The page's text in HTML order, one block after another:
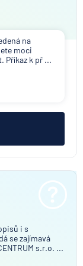
na
moci
Příkaz k př ...
i s
se zajímavá
s.r.o. ...